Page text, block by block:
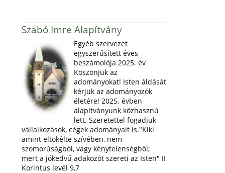
Szabó Imre Alapítvány
Egyéb szervezet
egyszerűsített éves
beszámolója 2025. év
Köszönjük az
adományokat! Isten áldását
kérjük az adományozók
életére! 2025. évben
alapítványunk közhasznú
lett. Szeretettel fogadjuk
vállalkozások, cégek adományait is."Kiki
amint eltökélte szívében, nem
szomorúságból, vagy kénytelenségből;
mert a jókedvű adakozót szereti az Isten" II
Korintus levél 9,7